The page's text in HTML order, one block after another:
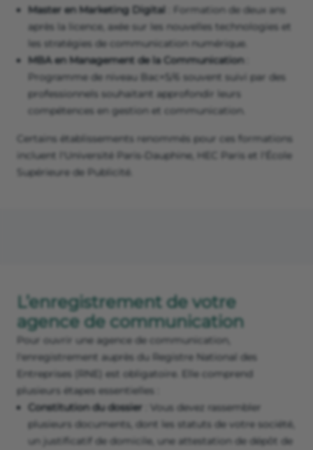
Master en Marketing Digital : Formation de deux ans
après la licence, axée sur les nouvelles technologies et
les stratégies de communication numérique.
MBA en Management de la Communication
Programme de niveau Bac+5/6 souvent suivi par des
professionnels souhaitant approfondir leurs
compétences en gestion et communication.
Certains établissements renommés pour ces formations
incluent l'Université Paris-Dauphine, HEC Paris et l'École
Supérieure de Publicité.
L’enregistrement de votre
agence de communication
Pour ouvrir une agence de communication,
l'enregistrement auprès du Registre National des
Entreprises (RNE) est obligatoire. Elle comprend
plusieurs étapes essentielles :
Constitution du dossier : Vous devez rassembler
plusieurs documents, dont les statuts de votre société,
un justificatif de domicile, une attestation de dépôt de